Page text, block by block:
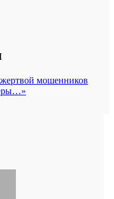
мошенников